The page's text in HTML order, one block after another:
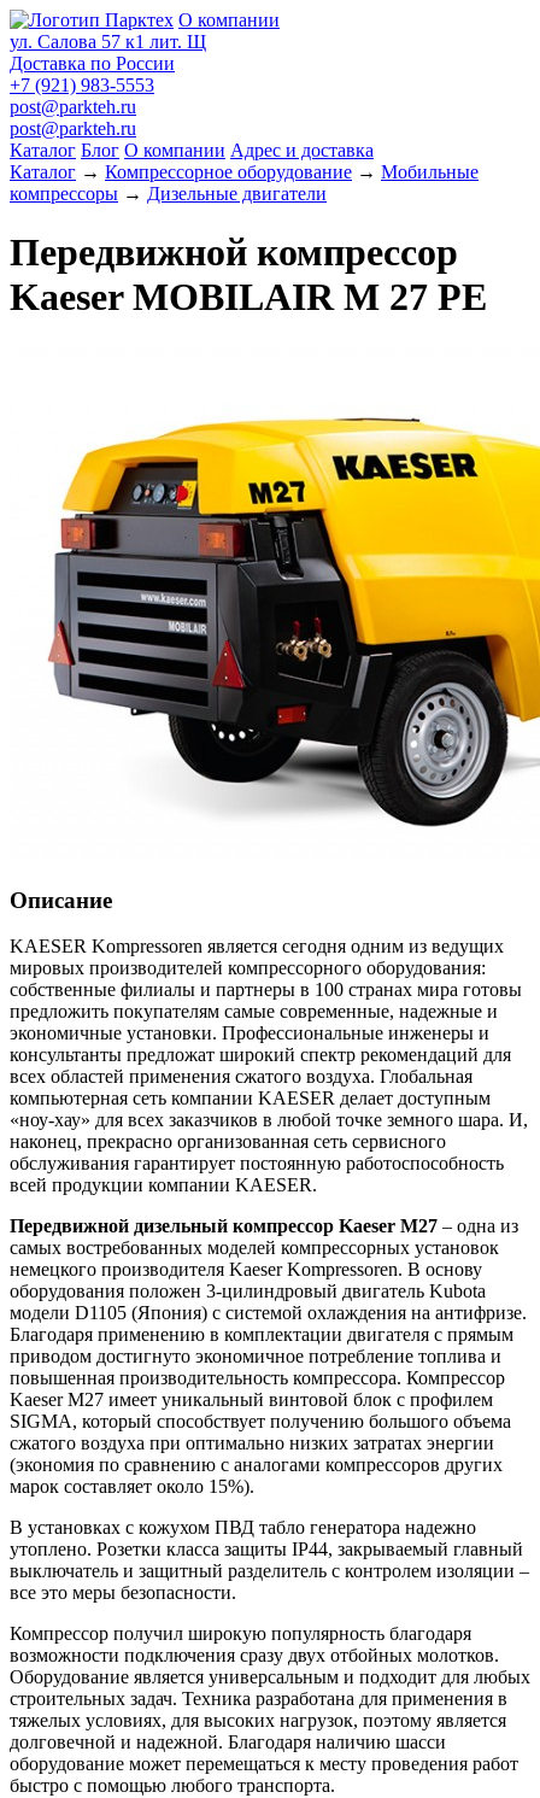
О компании
ул. Салова 57 к1 лит. Щ
Доставка по России
+7 (921) 983-5553
post@parkteh.ru
post@parkteh.ru
Каталог Блог О компании Адрес и доставка
Каталог → Компрессорное оборудование → Мобильные
компрессоры → Дизельные двигатели
Передвижной компрессор
Kaeser MOBILAIR M 27 PE
Описание
KAESER Kompressoren является сегодня одним из ведущих
мировых производителей компрессорного оборудования:
собственные филиалы и партнеры в 100 странах мира готовы
предложить покупателям самые современные, надежные и
экономичные установки. Профессиональные инженеры и
консультанты предложат широкий спектр рекомендаций для
всех областей применения сжатого воздуха. Глобальная
компьютерная сеть компании KAESER делает доступным
«ноу-хау» для всех заказчиков в любой точке земного шара. И,
наконец, прекрасно организованная сеть сервисного
обслуживания гарантирует постоянную работоспособность
всей продукции компании KAESER.
Передвижной дизельный компрессор Kaeser M27 – одна из
самых востребованных моделей компрессорных установок
немецкого производителя Kaeser Kompressoren. В основу
оборудования положен 3-цилиндровый двигатель Kubota
модели D1105 (Япония) с системой охлаждения на антифризе.
Благодаря применению в комплектации двигателя с прямым
приводом достигнуто экономичное потребление топлива и
повышенная производительность компрессора. Компрессор
Kaeser M27 имеет уникальный винтовой блок с профилем
SIGMA, который способствует получению большого объема
сжатого воздуха при оптимально низких затратах энергии
(экономия по сравнению с аналогами компрессоров других
марок составляет около 15%).
В установках с кожухом ПВД табло генератора надежно
утоплено. Розетки класса защиты IP44, закрываемый главный
выключатель и защитный разделитель с контролем изоляции –
все это меры безопасности.
Компрессор получил широкую популярность благодаря
возможности подключения сразу двух отбойных молотков.
Оборудование является универсальным и подходит для любых
строительных задач. Техника разработана для применения в
тяжелых условиях, для высоких нагрузок, поэтому является
долговечной и надежной. Благодаря наличию шасси
оборудование может перемещаться к месту проведения работ
быстро с помощью любого транспорта.